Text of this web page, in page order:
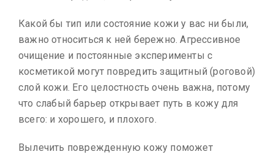
Какой бы тип или состояние кожи у вас ни были,
важно относиться к ней бережно. Агрессивное
очищение и постоянные эксперименты с
косметикой могут повредить защитный (роговой)
слой кожи. Его целостность очень важна, потому
что слабый барьер открывает путь в кожу для
всего: и хорошего, и плохого.
Вылечить поврежденную кожу поможет